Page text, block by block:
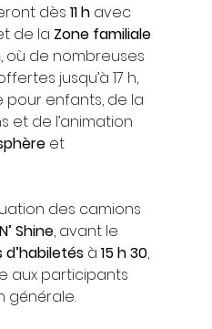
dès 11 h avec
de la Zone familiale
, où de nombreuses
jusqu’à 17 h,
enfants, de la
et de l’animation
et
des camions
Shine, avant le
à 15 h 30,
aux participants
générale.